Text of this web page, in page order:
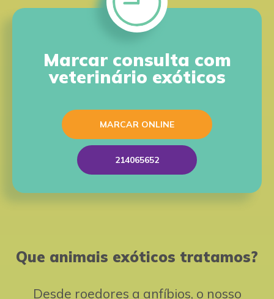
Marcar consulta com
veterinário exóticos
MARCAR ONLINE
214065652
Que animais exóticos tratamos?
Desde roedores a anfíbios, o nosso